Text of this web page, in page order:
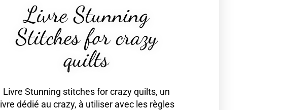
Livre Stunning
Stitches for crazy
quilts
Livre Stunning stitches for crazy quilts, un
livre dédié au crazy, à utiliser avec les règles